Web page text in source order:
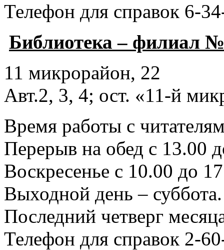
Телефон для справок 6-
Библиотека – филиал
11 микрорайон, 22
Авт.2, 3, 4; ост. «11-й
Время работы с
Перерыв на обед с 13.00
Воскресенье с 10.00 до
Выходной день – суббота.
Последний четверг
Телефон для справок 2-